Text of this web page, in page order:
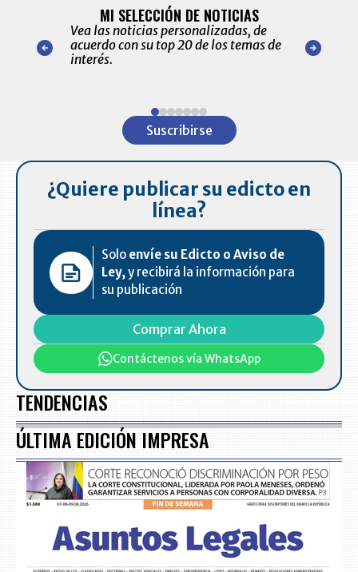
nuestro
para
MI SELECCIÓN DE NOTICIAS
Vea las noticias personalizadas, de
acuerdo con su top 20 de los temas de
interés.
de las
Suscribirse
¿Quiere publicar su edicto en
línea?
Solo envíe su Edicto o Aviso de
Ley,y recibirá la información para
su publicación
Comprar Ahora
Contáctenos vía WhatsApp
TENDENCIAS
ÚLTIMA EDICIÓN IMPRESA